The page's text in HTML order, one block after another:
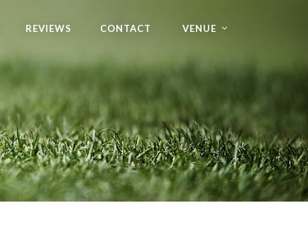
REVIEWS CONTACT VENUE